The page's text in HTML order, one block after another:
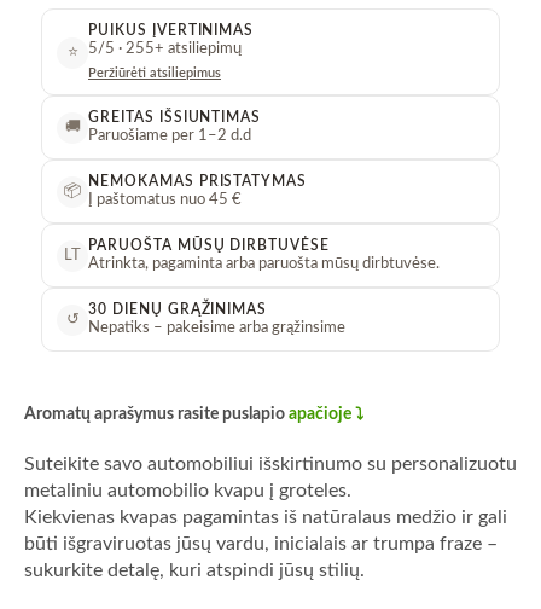
⭐
PUIKUS ĮVERTINIMAS
5/5 · 255+ atsiliepimų
Peržiūrėti atsiliepimus
🚚
GREITAS IŠSIUNTIMAS
Paruošiame per 1–2 d.d
📦
NEMOKAMAS PRISTATYMAS
Į paštomatus nuo 45 €
LT
PARUOŠTA MŪSŲ DIRBTUVĖSE
Atrinkta, pagaminta arba paruošta mūsų dirbtuvėse.
↺
30 DIENŲ GRĄŽINIMAS
Nepatiks – pakeisime arba grąžinsime
Aromatų aprašymus rasite puslapio apačioje ⤵️
Suteikite savo automobiliui išskirtinumo su personalizuotu
metaliniu automobilio kvapu į groteles.
Kiekvienas kvapas pagamintas iš natūralaus medžio ir gali
būti išgraviruotas jūsų vardu, inicialais ar trumpa fraze –
sukurkite detalę, kuri atspindi jūsų stilių.